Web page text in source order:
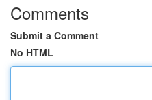
Comments
Submit a Comment
No HTML